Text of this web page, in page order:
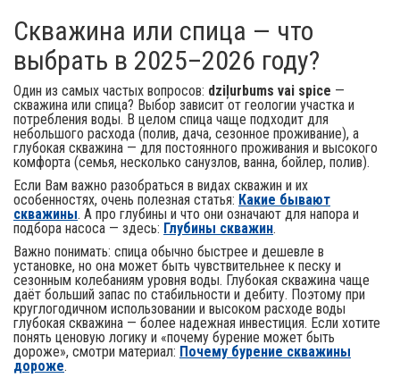
Скважина или спица — что
выбрать в 2025–2026 году?
Один из самых частых вопросов: dziļurbums vai spice —
скважина или спица? Выбор зависит от геологии участка и
потребления воды. В целом спица чаще подходит для
небольшого расхода (полив, дача, сезонное проживание), а
глубокая скважина — для постоянного проживания и высокого
комфорта (семья, несколько санузлов, ванна, бойлер, полив).
Если Вам важно разобраться в видах скважин и их
особенностях, очень полезная статья: Какие бывают
скважины. А про глубины и что они означают для напора и
подбора насоса — здесь: Глубины скважин.
Важно понимать: спица обычно быстрее и дешевле в
установке, но она может быть чувствительнее к песку и
сезонным колебаниям уровня воды. Глубокая скважина чаще
даёт больший запас по стабильности и дебиту. Поэтому при
круглогодичном использовании и высоком расходе воды
глубокая скважина — более надежная инвестиция. Если хотите
понять ценовую логику и «почему бурение может быть
дороже», смотри материал: Почему бурение скважины
дороже.